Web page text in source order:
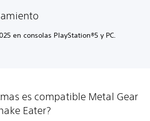
en consolas PlayStation®5 y PC.
es compatible Metal Gear
Eater?